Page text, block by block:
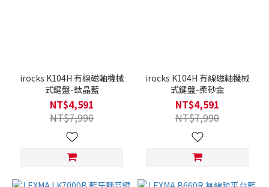
irocks K104H 有線磁軸機械
式鍵盤-鈦晶藍
NT$4,591
NT$7,990
irocks K104H 有線磁軸機械
式鍵盤-柔砂金
NT$4,591
NT$7,990